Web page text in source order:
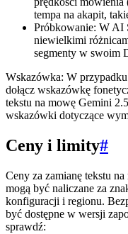
tempa na akapit,
Próbkowanie: W AI
niewielkimi
segmenty w swoim
Wskazówka: W
dołącz wskazówkę
tekstu na mowę Gemini
wskazówki dotyczące
Ceny i limity#
Ceny za zamianę tekstu
mogą być naliczane za
konfiguracji i regionu.
być dostępne w wersji
sprawdź: